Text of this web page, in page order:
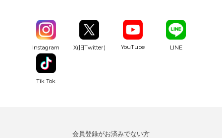
Instagram X(旧Twitter) YouTube LINE
Tik Tok
会員登録がお済みでない方